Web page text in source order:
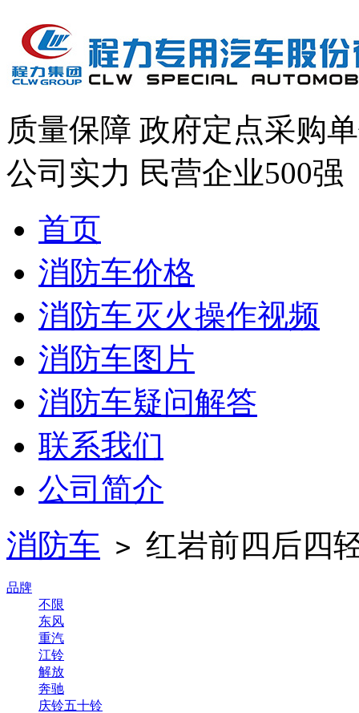
质量保障 政府定点采购
公司实力 民营企业500强
首页
消防车价格
消防车灭火操作视频
消防车图片
消防车疑问解答
联系我们
公司简介
消防车 > 红岩前四后四
品牌
不限
东风
重汽
江铃
解放
奔驰
庆铃五十铃